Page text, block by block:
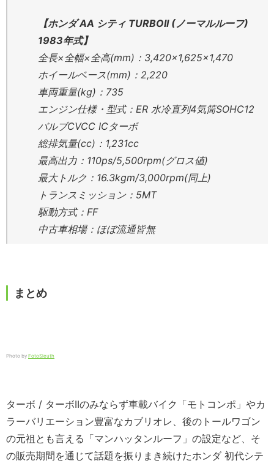
【ホンダ AA シティ TURBOII (ノーマルルーフ)
1983年式】
全長×全幅×全高(mm)：3,420×1,625×1,470
ホイールベース(mm)：2,220
車両重量(kg)：735
エンジン仕様・型式：ER 水冷直列4気筒SOHC12
バルブCVCC ICターボ
総排気量(cc)：1,231cc
最高出力：110ps/5,500rpm(グロス値)
最大トルク：16.3kgm/3,000rpm(同上)
トランスミッション：5MT
駆動方式：FF
中古車相場：ほぼ流通皆無
まとめ
Photo by FotoSleuth
ターボ / ターボIIのみならず車載バイク「モトコンポ」やカ
ラーバリエーション豊富なカブリオレ、後のトールワゴン
の元祖とも言える「マンハッタンルーフ」の設定など、そ
の販売期間を通じて話題を振りまき続けたホンダ 初代シテ